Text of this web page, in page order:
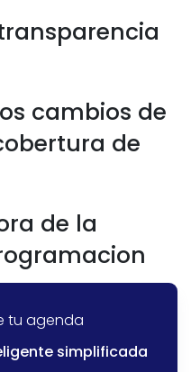
cambios de
de
de la
tu agenda
simplificada